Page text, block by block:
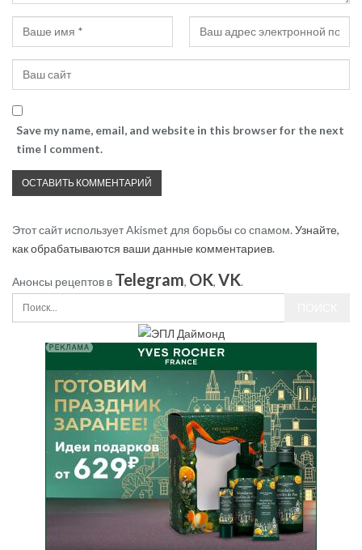
Save my name, email, and website in this browser for the next
time I comment.
Этот сайт использует Akismet для борьбы со спамом. Узнайте,
как обрабатываются ваши данные комментариев.
Анонсы рецептов в Telegram, OK, VK.